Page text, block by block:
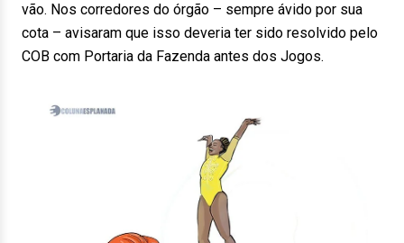
vão. Nos corredores do órgão – sempre ávido por sua
cota – avisaram que isso deveria ter sido resolvido pelo
COB com Portaria da Fazenda antes dos Jogos.